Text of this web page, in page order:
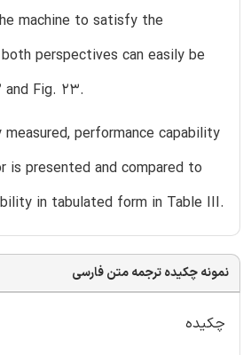
machine to satisfy the
perspectives can easily be
and Fig. 23.
performance capability
presented and compared to
in tabulated form in Table III.
نمونه چکیده ترجمه متن فارسی
چکیده